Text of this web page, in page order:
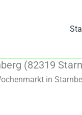
(82319
in